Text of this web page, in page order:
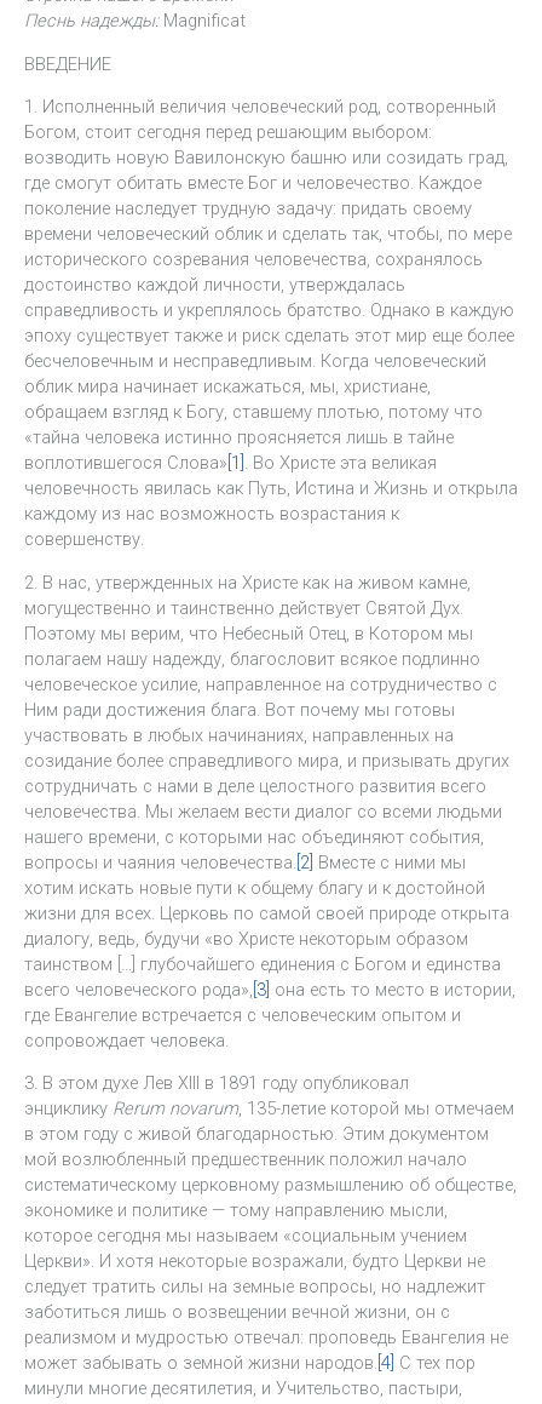
Песнь надежды: Magnificat
ВВЕДЕНИЕ
1. Исполненный величия человеческий род, сотворенный
Богом, стоит сегодня перед решающим выбором:
возводить новую Вавилонскую башню или созидать град,
где смогут обитать вместе Бог и человечество. Каждое
поколение наследует трудную задачу: придать своему
времени человеческий облик и сделать так, чтобы, по мере
исторического созревания человечества, сохранялось
достоинство каждой личности, утверждалась
справедливость и укреплялось братство. Однако в каждую
эпоху существует также и риск сделать этот мир еще более
бесчеловечным и несправедливым. Когда человеческий
облик мира начинает искажаться, мы, христиане,
обращаем взгляд к Богу, ставшему плотью, потому что
«тайна человека истинно проясняется лишь в тайне
воплотившегося Слова» [1] . Во Христе эта великая
человечность явилась как Путь, Истина и Жизнь и открыла
каждому из нас возможность возрастания к
совершенству.
2. В нас, утвержденных на Христе как на живом камне,
могущественно и таинственно действует Святой Дух.
Поэтому мы верим, что Небесный Отец, в Котором мы
полагаем нашу надежду, благословит всякое подлинно
человеческое усилие, направленное на сотрудничество с
Ним ради достижения блага. Вот почему мы готовы
участвовать в любых начинаниях, направленных на
созидание более справедливого мира, и призывать других
сотрудничать с нами в деле целостного развития всего
человечества. Мы желаем вести диалог со всеми людьми
нашего времени, с которыми нас объединяют события,
вопросы и чаяния человечества. [2] Вместе с ними мы
хотим искать новые пути к общему благу и к достойной
жизни для всех. Церковь по самой своей природе открыта
диалогу, ведь, будучи «во Христе некоторым образом
таинством […] глубочайшего единения с Богом и единства
всего человеческого рода», [3] она есть то место в истории,
где Евангелие встречается с человеческим опытом и
сопровождает человека.
3. В этом духе Лев XIII в 1891 году опубликовал
энциклику Rerum novarum, 135-летие которой мы отмечаем
в этом году с живой благодарностью. Этим документом
мой возлюбленный предшественник положил начало
систематическому церковному размышлению об обществе,
экономике и политике — тому направлению мысли,
которое сегодня мы называем «социальным учением
Церкви». И хотя некоторые возражали, будто Церкви не
следует тратить силы на земные вопросы, но надлежит
заботиться лишь о возвещении вечной жизни, он с
реализмом и мудростью отвечал: проповедь Евангелия не
может забывать о земной жизни народов. [4] С тех пор
минули многие десятилетия, и Учительство, пастыри,